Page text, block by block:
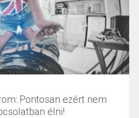
Pontosan ezért nem
élni!